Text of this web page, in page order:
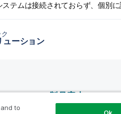
テムは接続されておらず、個別に
ューション
製品案内
to